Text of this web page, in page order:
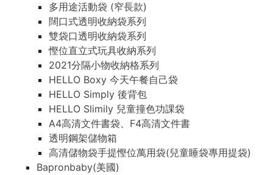
多用途活動袋 (窄長款)
闊口式透明收納袋系列
雙袋口透明收納袋系列
慳位直立式玩具收納系列
2021分隔小物收納格系列
HELLO Boxy 今天午餐自己袋
HELLO Simply 後背包
HELLO Slimily 兒童撞色功課袋
A4高清文件書袋、F4高清文件書
透明鋼架儲物箱
高清儲物袋手提慳位萬用袋(兒童睡袋專用提袋)
Bapronbaby(美國)